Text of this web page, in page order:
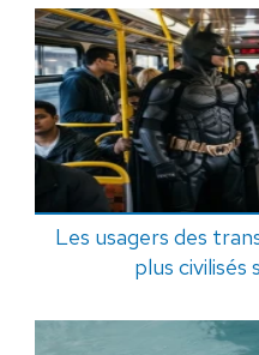
Les usagers des
plus civilisés